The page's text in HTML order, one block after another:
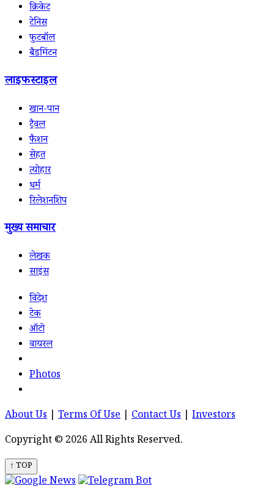
क्रिकेट
टेनिस
फुटबॉल
बैडमिंटन
लाइफस्टाइल
खान-पान
ट्रैवल
फैशन
सेहत
त्योहार
धर्म
रिलेशनशिप
मुख्य समाचार
लेखक
साइंस
विदेश
टेक
ऑटो
वायरल
Photos
About Us Terms Of Use Contact Us
Investors
Copyright © 2026 All Rights Reserved.
↑ TOP